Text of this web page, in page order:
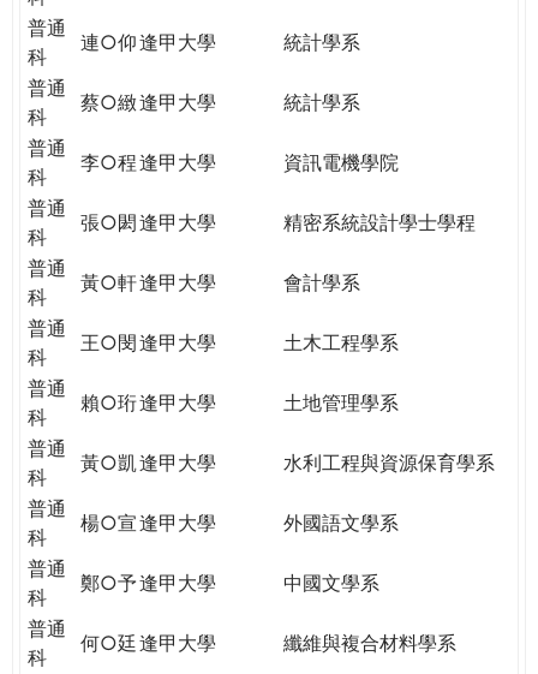
普通
科
連○仰逢甲大學
統計學系
普通
科
蔡○緻逢甲大學
統計學系
普通
科
李○程逢甲大學
資訊電機學院
普通
科
張○閎逢甲大學
精密系統設計學士學程
普通
科
黃○軒逢甲大學
會計學系
普通
科
王○閔逢甲大學
土木工程學系
普通
科
賴○珩逢甲大學
土地管理學系
普通
科
黃○凱逢甲大學
水利工程與資源保育學系
普通
科
楊○宣逢甲大學
外國語文學系
普通
科
鄭○予逢甲大學
中國文學系
普通
科
何○廷逢甲大學
纖維與複合材料學系